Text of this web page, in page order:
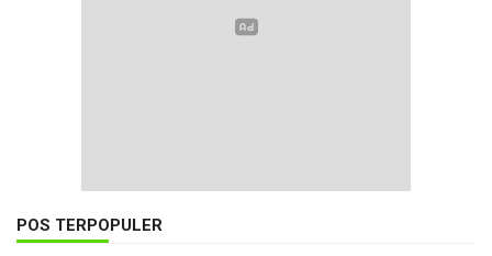
POS TERPOPULER